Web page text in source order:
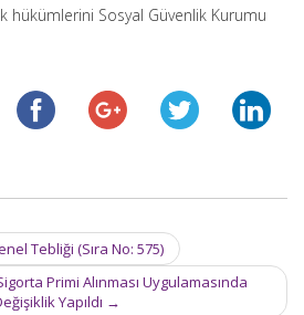
hükümlerini Sosyal Güvenlik Kurumu
Tebliği (Sıra No: 575)
Primi Alınması Uygulamasında
Yapıldı →